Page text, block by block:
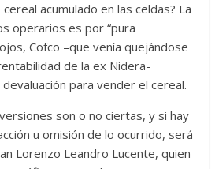
acumulado en las celdas? La
operarios es por “pura
Cofco –que venía quejándose
de la ex Nidera-
para vender el cereal.
son o no ciertas, y si hay
u omisión de lo ocurrido, será
Lorenzo Leandro Lucente, quien